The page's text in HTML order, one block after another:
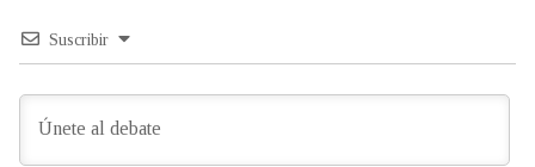
Suscribir